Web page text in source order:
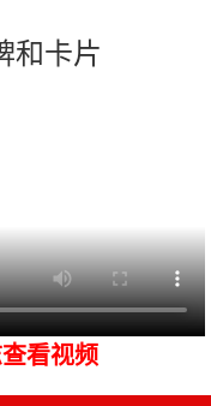
和卡片
看视频